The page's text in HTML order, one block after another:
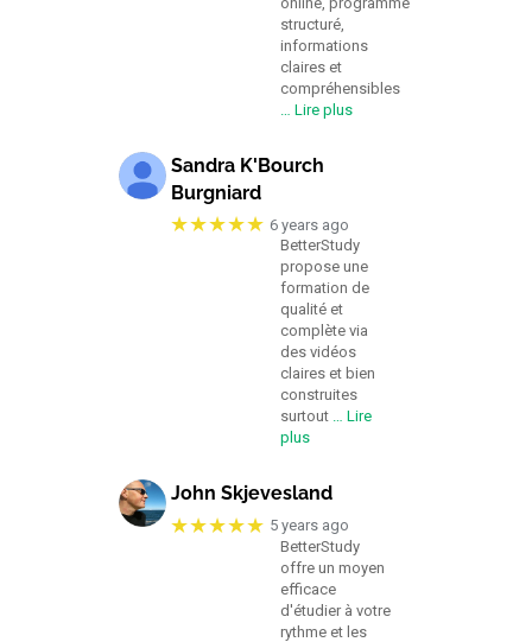
structuré,
informations
claires et
compréhensibles
… Lire plus
Sandra K'Bourch
Burgniard
★★★★★ 6 years ago
BetterStudy
propose une
formation de
qualité et
complète via
des vidéos
claires et bien
construites
surtout … Lire
plus
John Skjevesland
★★★★★ 5 years ago
BetterStudy
offre un moyen
efficace
d'étudier à votre
rythme et les